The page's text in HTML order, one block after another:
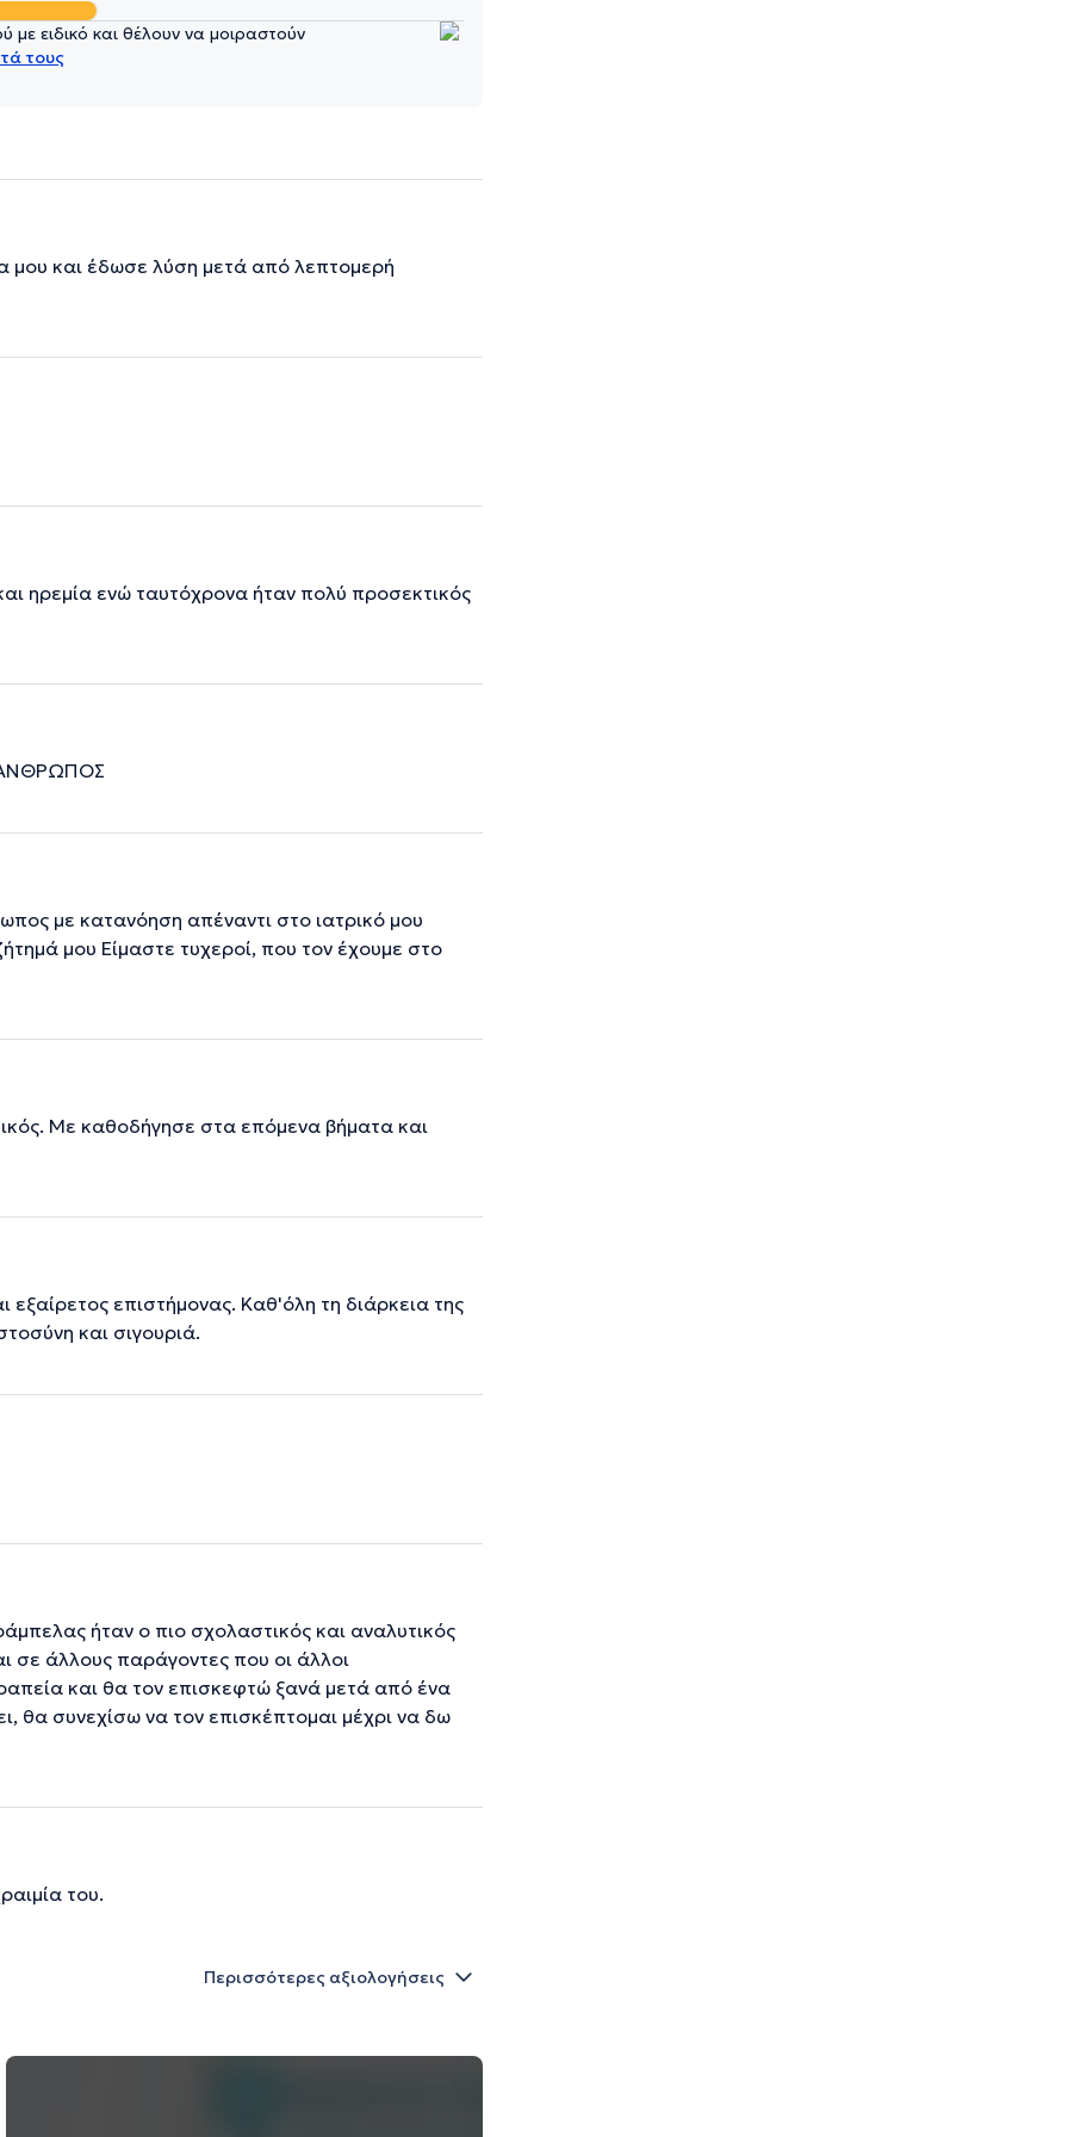
ειδικό και θέλουν να μοιραστούν
τους
μου και έδωσε λύση μετά από λεπτομερή
ηρεμία ενώ ταυτόχρονα ήταν πολύ προσεκτικός
ΑΝΘΡΩΠΟΣ
με κατανόηση απέναντι στο ιατρικό μου
μου Είμαστε τυχεροί, που τον έχουμε στο
Με καθοδήγησε στα επόμενα βήματα και
επιστήμονας. Καθ'όλη τη διάρκεια της
και σιγουριά.
ήταν ο πιο σχολαστικός και αναλυτικός
σε άλλους παράγοντες που οι άλλοι
και θα τον επισκεφτώ ξανά μετά από ένα
θα συνεχίσω να τον επισκέπτομαι μέχρι να δω
του.
Περισσότερες αξιολογήσεις